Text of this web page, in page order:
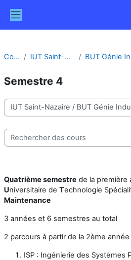
Cours IUT Saint-Nazaire
Semestre 4
Catégories de cours
Rechercher des cours
Quatrième semestre de la première
Universitaire de Technologie
Maintenance
3 années et 6 semestres au total
2 parcours à partir de la 2ème année
ISP : Ingénierie des Systèmes